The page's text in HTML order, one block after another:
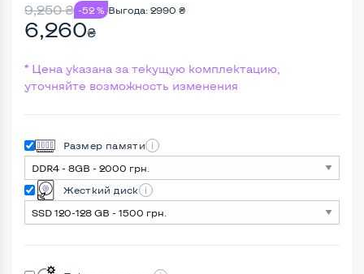
9,250₴ -52 % Выгода: 2990 ₴
6,260₴
* Цена указана за текущую комплектацию,
уточняйте возможность изменения
Размер памяти
Жесткий диск